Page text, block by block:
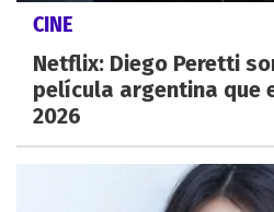
CINE
Netflix: Diego Peretti
película argentina que
2026